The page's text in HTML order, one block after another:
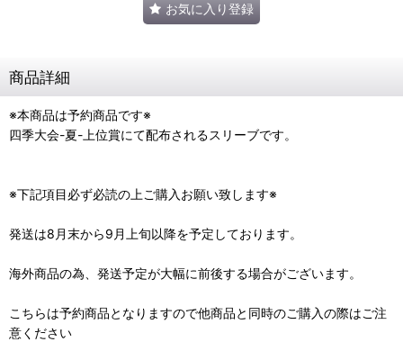
お気に入り登録
商品詳細
※本商品は予約商品です※
四季大会-夏-上位賞にて配布されるスリーブです。
※下記項目必ず必読の上ご購入お願い致します※
発送は8月末から9月上旬以降を予定しております。
海外商品の為、発送予定が大幅に前後する場合がございます。
こちらは予約商品となりますので他商品と同時のご購入の際はご注
意ください